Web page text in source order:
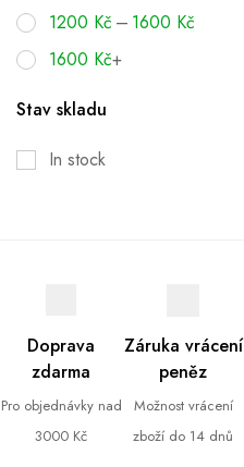
1200 Kč – 1600 Kč
1600 Kč+
Stav skladu
In stock
Doprava
zdarma
Pro objednávky nad
3000 Kč
Záruka vrácení
peněz
Možnost vrácení
zboží do 14 dnů